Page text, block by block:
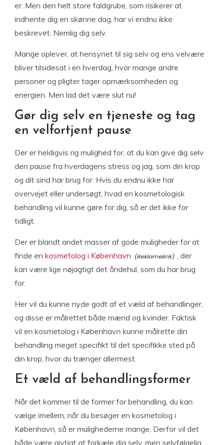
er. Men den helt store faldgrube, som risikerer at
indhente dig en skønne dag, har vi endnu ikke
beskrevet. Nemlig dig selv.
Mange oplever, at hensynet til sig selv og ens velvære
bliver tilsidesat i en hverdag, hvor mange andre
personer og pligter tager opmærksomheden og
energien. Men lad det være slut nu!
Gør dig selv en tjeneste og tag
en velfortjent pause
Der er heldigvis rig mulighed for, at du kan give dig selv
den pause fra hverdagens stress og jag, som din krop
og dit sind har brug for. Hvis du endnu ikke har
overvejet eller undersøgt, hvad en kosmetologisk
behandling vil kunne gøre for dig, så er det ikke for
tidligt.
Der er blandt andet masser af gode muligheder for at
finde en kosmetolog i København
, der
kan være lige nøjagtigt det åndehul, som du har brug
for.
Her vil du kunne nyde godt af et væld af behandlinger,
og disse er målrettet både mænd og kvinder. Faktisk
vil en kosmetolog i København kunne målrette din
behandling meget specifikt til det specifikke sted på
din krop, hvor du trænger allermest.
Et væld af behandlingsformer
Når det kommer til de former for behandling, du kan
vælge imellem, når du besøger en kosmetolog i
København, så er mulighederne mange. Derfor vil det
både være givtigt at forkæle dig selv, men selvfølgelig